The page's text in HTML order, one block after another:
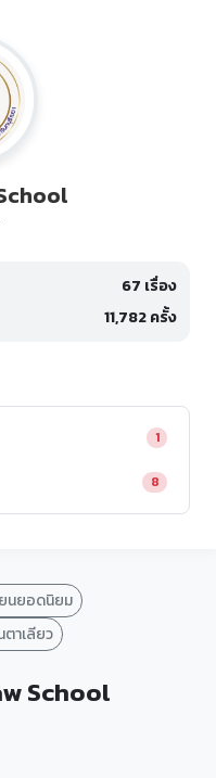
67 เรื่อง
11,782 ครั้ง
1
8
นยอดนิยม
าเลียว
School